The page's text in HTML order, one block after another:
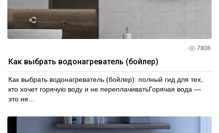
7808
Как выбрать водонагреватель (бойлер)
Как выбрать водонагреватель (бойлер): полный гид для тех,
кто хочет горячую воду и не переплачиватьГорячая вода —
это не...